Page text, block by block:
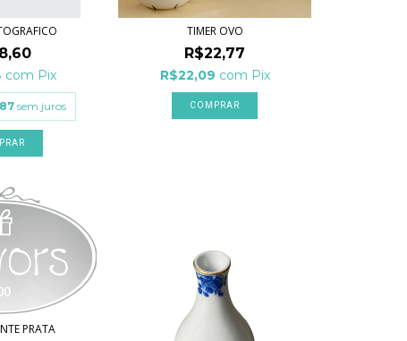
com Pix
sem juros
TIMER OVO
R$22,77
R$22,09 com Pix
PRATA